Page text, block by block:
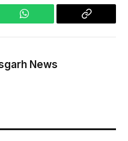
WhatsApp
Copy
News